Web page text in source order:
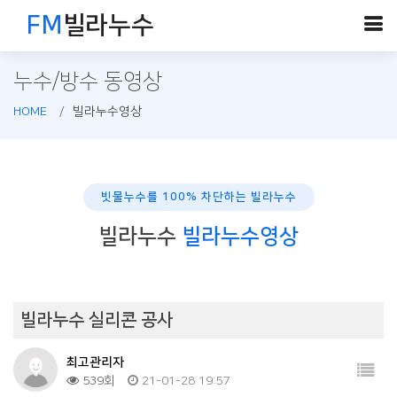
FM 빌라누수
누수/방수 동영상
HOME 빌라누수영상
빗물누수를 100% 차단하는 빌라누수
빌라누수 빌라누수영상
빌라누수 실리콘 공사
최고관리자
539회
21-01-28 19:57